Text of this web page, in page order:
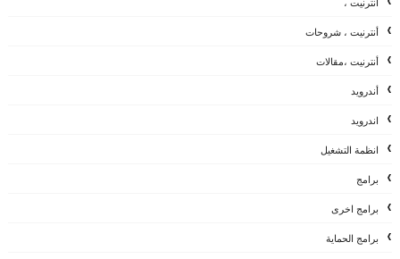
أنترنيت ، شروحات
أنترنيت ،مقالات
أندرويد
اندرويد
انظمة التشغيل
برامج
برامج اخرى
برامج الحماية